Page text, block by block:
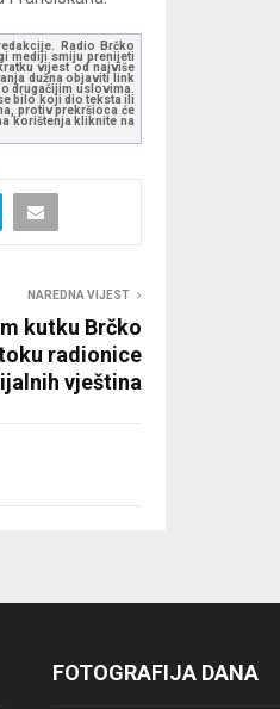
Radio Brčko
mediji smiju prenijeti
vijest od najviše
dužna objaviti link
drugačijim uslovima.
bilo koji dio teksta ili
protiv prekršioca će
korištenja kliknite na
NAREDNA VIJEST
kutku Brčko
radionice
vještina
FOTOGRAFIJA DANA